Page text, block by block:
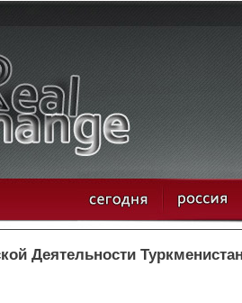
Деятельности